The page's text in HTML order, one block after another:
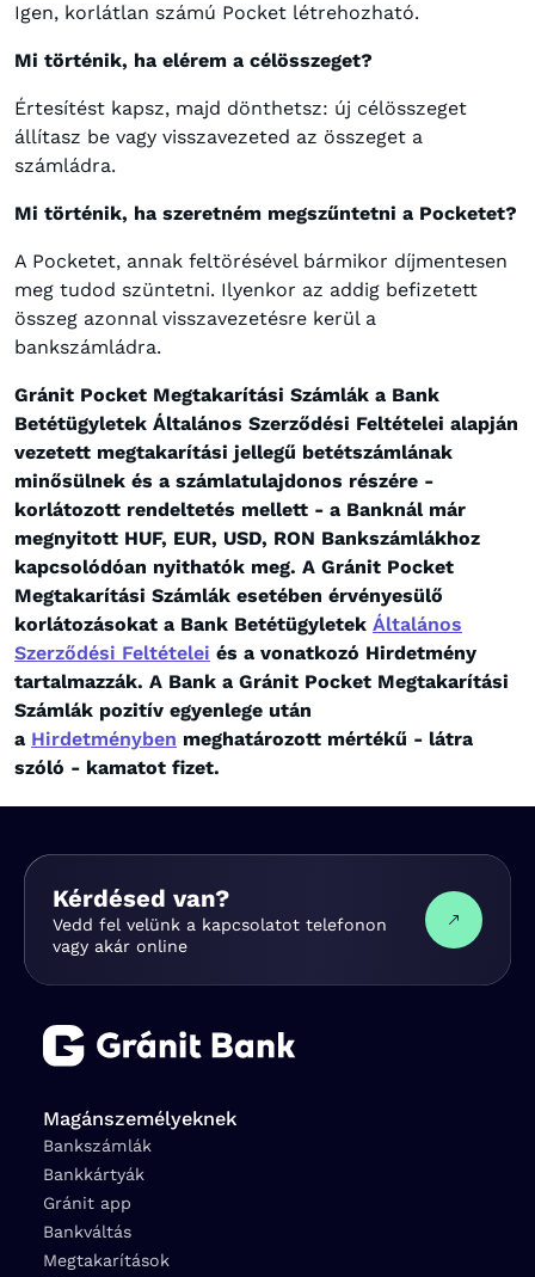
Igen, korlátlan számú Pocket létrehozható.
Mi történik, ha elérem a célösszeget?
Értesítést kapsz, majd dönthetsz: új célösszeget
állítasz be vagy visszavezeted az összeget a
számládra.
Mi történik, ha szeretném megszűntetni a Pocketet?
A Pocketet, annak feltörésével bármikor díjmentesen
meg tudod szüntetni. Ilyenkor az addig befizetett
összeg azonnal visszavezetésre kerül a
bankszámládra.
Gránit Pocket Megtakarítási Számlák a Bank
Betétügyletek Általános Szerződési Feltételei alapján
vezetett megtakarítási jellegű betétszámlának
minősülnek és a számlatulajdonos részére -
korlátozott rendeltetés mellett - a Banknál már
megnyitott HUF, EUR, USD, RON Bankszámlákhoz
kapcsolódóan nyithatók meg. A Gránit Pocket
Megtakarítási Számlák esetében érvényesülő
korlátozásokat a Bank Betétügyletek Általános
Szerződési Feltételei és a vonatkozó Hirdetmény
tartalmazzák. A Bank a Gránit Pocket Megtakarítási
Számlák pozitív egyenlege után
a Hirdetményben meghatározott mértékű - látra
szóló - kamatot fizet.
Kérdésed van?
Vedd fel velünk a kapcsolatot telefonon
vagy akár online
Magánszemélyeknek
Bankszámlák
Bankkártyák
Gránit app
Bankváltás
Megtakarítások